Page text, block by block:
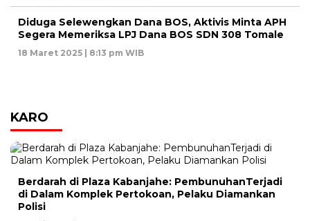
Diduga Selewengkan Dana BOS, Aktivis Minta APH
Segera Memeriksa LPJ Dana BOS SDN 308 Tomale
18 Maret 2025 | 8:13 pm WIB
KARO
Berdarah di Plaza Kabanjahe: PembunuhanTerjadi
di Dalam Komplek Pertokoan, Pelaku Diamankan
Polisi